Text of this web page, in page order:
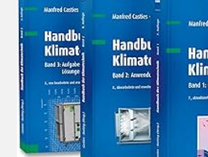
UMFASSENDER
MASCHINENBAU-
KURS
FÜR
ANFÄNGER
BIS
HIN